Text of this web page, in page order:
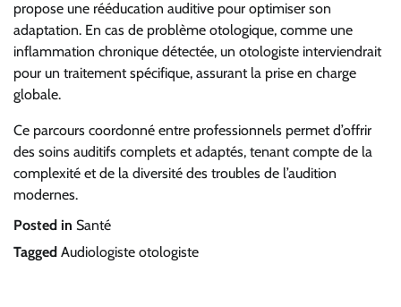
propose une rééducation auditive pour optimiser son
adaptation. En cas de problème otologique, comme une
inflammation chronique détectée, un otologiste interviendrait
pour un traitement spécifique, assurant la prise en charge
globale.
Ce parcours coordonné entre professionnels permet d’offrir
des soins auditifs complets et adaptés, tenant compte de la
complexité et de la diversité des troubles de l’audition
modernes.
Posted in Santé
Tagged Audiologiste otologiste